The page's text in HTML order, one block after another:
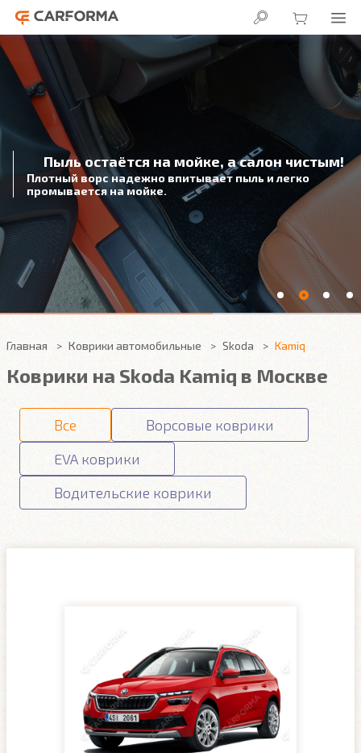
Пыль остаётся на мойке, а салон чистым!
Плотный ворс надежно впитывает пыль и легко
промывается на мойке.
Главная Коврики автомобильные Skoda Kamiq
Коврики на Skoda Kamiq в Москве
Все
Ворсовые коврики
EVA коврики
Водительские коврики